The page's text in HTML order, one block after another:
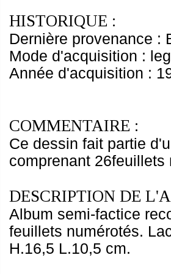
HISTORIQUE :
Dernière provenance :
Mode d'acquisition :
Année d'acquisition :
COMMENTAIRE :
Ce dessin fait partie
comprenant
DESCRIPTION DE
Album semi-factice
feuillets numérotés.
H.16,5 L.10,5 cm.